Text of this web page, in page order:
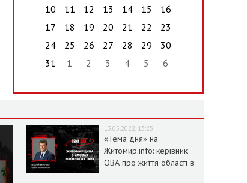
10
11 12 13 14 15
16
17
18 19 20 21 22
23
24
25 26 27 28 29
30
31
1 2 3 4 5 6
13.05.2022, 13:25
«Тема дня» на
Житомир.info: керівник
ОВА про життя області в